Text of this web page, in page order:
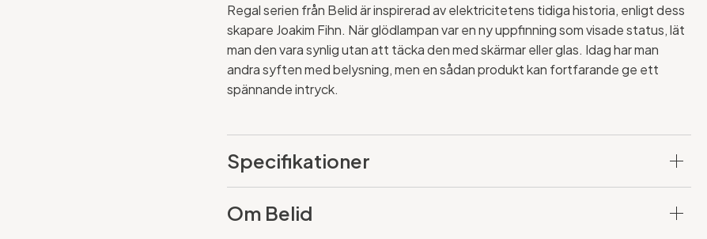
Regal serien från Belid är inspirerad av elektricitetens tidiga historia, enligt dess
skapare Joakim Fihn. När glödlampan var en ny uppfinning som visade status, lät
man den vara synlig utan att täcka den med skärmar eller glas. Idag har man
andra syften med belysning, men en sådan produkt kan fortfarande ge ett
spännande intryck.
Specifikationer
Om Belid